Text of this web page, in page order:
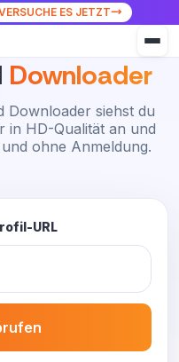
ES JETZT
Downloader
Downloader siehst du
in HD-Qualität an und
ohne Anmeldung.
URL